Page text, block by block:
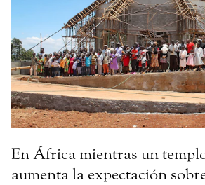
En África mientras un
aumenta la expectación